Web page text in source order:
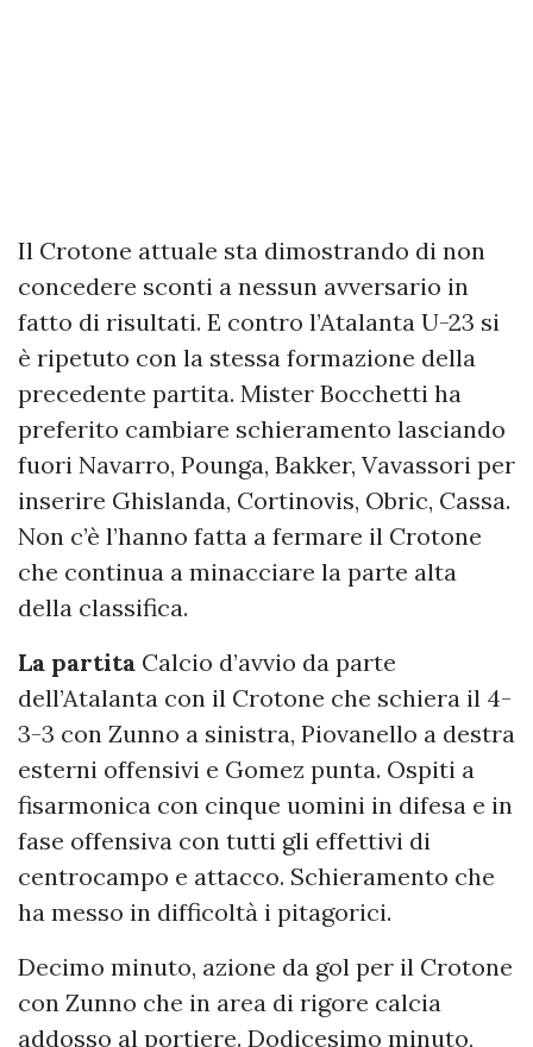
Il Crotone attuale sta dimostrando di non
concedere sconti a nessun avversario in
fatto di risultati. E contro l’Atalanta U-23 si
è ripetuto con la stessa formazione della
precedente partita. Mister Bocchetti ha
preferito cambiare schieramento lasciando
fuori Navarro, Pounga, Bakker, Vavassori per
inserire Ghislanda, Cortinovis, Obric, Cassa.
Non c’è l’hanno fatta a fermare il Crotone
che continua a minacciare la parte alta
della classifica.
La partita Calcio d’avvio da parte
dell’Atalanta con il Crotone che schiera il 4-
3-3 con Zunno a sinistra, Piovanello a destra
esterni offensivi e Gomez punta. Ospiti a
fisarmonica con cinque uomini in difesa e in
fase offensiva con tutti gli effettivi di
centrocampo e attacco. Schieramento che
ha messo in difficoltà i pitagorici.
Decimo minuto, azione da gol per il Crotone
con Zunno che in area di rigore calcia
addosso al portiere. Dodicesimo minuto,